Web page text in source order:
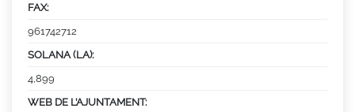
FAX:
961742712
SOLANA (LA):
4,899
WEB DE L’AJUNTAMENT: